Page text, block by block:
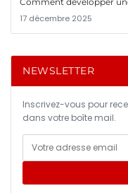
17 décembre 2025
NEWSLETTER
Inscrivez-vous pour
dans votre boîte mail.